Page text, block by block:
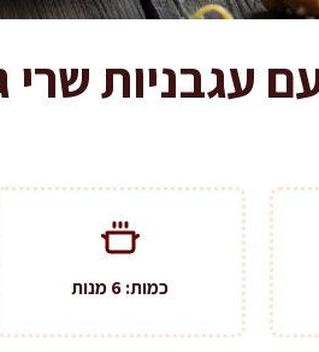
עגבניות שרי
כמות: 6 מנות